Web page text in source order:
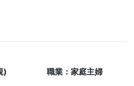
)
職業：家庭主婦